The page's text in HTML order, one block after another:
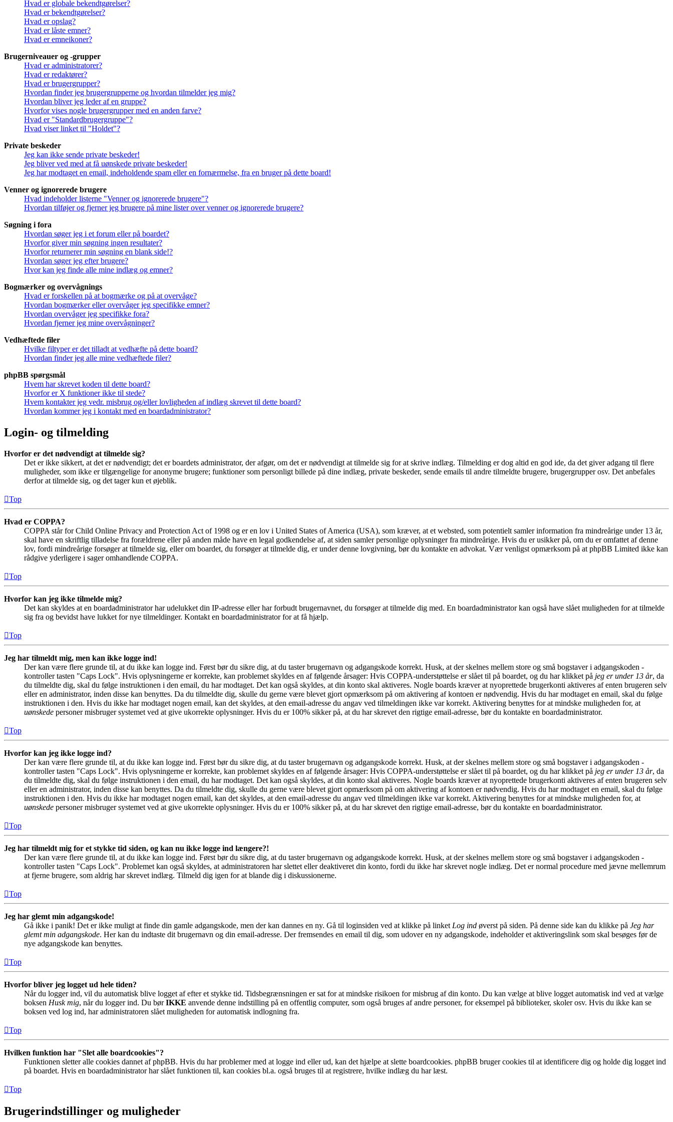
Hvad er globale bekendtgørelser?
Hvad er bekendtgørelser?
Hvad er opslag?
Hvad er låste emner?
Hvad er emneikoner?
Brugerniveauer og -grupper
Hvad er administratorer?
Hvad er redaktører?
Hvad er brugergrupper?
Hvordan finder jeg brugergrupperne og hvordan tilmelder jeg mig?
Hvordan bliver jeg leder af en gruppe?
Hvorfor vises nogle brugergrupper med en anden farve?
Hvad er "Standardbrugergruppe"?
Hvad viser linket til "Holdet"?
Private beskeder
Jeg kan ikke sende private beskeder!
Jeg bliver ved med at få uønskede private beskeder!
Jeg har modtaget en email, indeholdende spam eller en fornærmelse, fra en bruger på dette board!
Venner og ignorerede brugere
Hvad indeholder listerne "Venner og ignorerede brugere"?
Hvordan tilføjer og fjerner jeg brugere på mine lister over venner og ignorerede brugere?
Søgning i fora
Hvordan søger jeg i et forum eller på boardet?
Hvorfor giver min søgning ingen resultater?
Hvorfor returnerer min søgning en blank side!?
Hvordan søger jeg efter brugere?
Hvor kan jeg finde alle mine indlæg og emner?
Bogmærker og overvågnings
Hvad er forskellen på at bogmærke og på at overvåge?
Hvordan bogmærker eller overvåger jeg specifikke emner?
Hvordan overvåger jeg specifikke fora?
Hvordan fjerner jeg mine overvågninger?
Vedhæftede filer
Hvilke filtyper er det tilladt at vedhæfte på dette board?
Hvordan finder jeg alle mine vedhæftede filer?
phpBB spørgsmål
Hvem har skrevet koden til dette board?
Hvorfor er X funktioner ikke til stede?
Hvem kontakter jeg vedr. misbrug og/eller lovligheden af indlæg skrevet til dette board?
Hvordan kommer jeg i kontakt med en boardadministrator?
Login- og tilmelding
Hvorfor er det nødvendigt at tilmelde sig?
Det er ikke sikkert, at det er nødvendigt; det er boardets administrator, der afgør, om det er nødvendigt at tilmelde sig for at skrive indlæg. Tilmelding er dog altid en god ide, da det giver adgang til flere
muligheder, som ikke er tilgængelige for anonyme brugere; funktioner som personligt billede på dine indlæg, private beskeder, sende emails til andre tilmeldte brugere, brugergrupper osv. Det anbefales
derfor at tilmelde sig, og det tager kun et øjeblik.
Top
Hvad er COPPA?
COPPA står for Child Online Privacy and Protection Act of 1998 og er en lov i United States of America (USA), som kræver, at et websted, som potentielt samler information fra mindreårige under 13 år,
skal have en skriftlig tilladelse fra forældrene eller på anden måde have en legal godkendelse af, at siden samler personlige oplysninger fra mindreårige. Hvis du er usikker på, om du er omfattet af denne
lov, fordi mindreårige forsøger at tilmelde sig, eller om boardet, du forsøger at tilmelde dig, er under denne lovgivning, bør du kontakte en advokat. Vær venligst opmærksom på at phpBB Limited ikke kan
rådgive yderligere i sager omhandlende COPPA.
Top
Hvorfor kan jeg ikke tilmelde mig?
Det kan skyldes at en boardadministrator har udelukket din IP-adresse eller har forbudt brugernavnet, du forsøger at tilmelde dig med. En boardadministrator kan også have slået muligheden for at tilmelde
sig fra og bevidst have lukket for nye tilmeldinger. Kontakt en boardadministrator for at få hjælp.
Top
Jeg har tilmeldt mig, men kan ikke logge ind!
Der kan være flere grunde til, at du ikke kan logge ind. Først bør du sikre dig, at du taster brugernavn og adgangskode korrekt. Husk, at der skelnes mellem store og små bogstaver i adgangskoden -
kontroller tasten "Caps Lock". Hvis oplysningerne er korrekte, kan problemet skyldes en af følgende årsager: Hvis COPPA-understøttelse er slået til på boardet, og du har klikket på jeg er under 13 år, da
du tilmeldte dig, skal du følge instruktionen i den email, du har modtaget. Det kan også skyldes, at din konto skal aktiveres. Nogle boards kræver at nyoprettede brugerkonti aktiveres af enten brugeren selv
eller en administrator, inden disse kan benyttes. Da du tilmeldte dig, skulle du gerne være blevet gjort opmærksom på om aktivering af kontoen er nødvendig. Hvis du har modtaget en email, skal du følge
instruktionen i den. Hvis du ikke har modtaget nogen email, kan det skyldes, at den email-adresse du angav ved tilmeldingen ikke var korrekt. Aktivering benyttes for at mindske muligheden for, at
uønskede personer misbruger systemet ved at give ukorrekte oplysninger. Hvis du er 100% sikker på, at du har skrevet den rigtige email-adresse, bør du kontakte en boardadministrator.
Top
Hvorfor kan jeg ikke logge ind?
Der kan være flere grunde til, at du ikke kan logge ind. Først bør du sikre dig, at du taster brugernavn og adgangskode korrekt. Husk, at der skelnes mellem store og små bogstaver i adgangskoden -
kontroller tasten "Caps Lock". Hvis oplysningerne er korrekte, kan problemet skyldes en af følgende årsager: Hvis COPPA-understøttelse er slået til på boardet, og du har klikket på jeg er under 13 år, da
du tilmeldte dig, skal du følge instruktionen i den email, du har modtaget. Det kan også skyldes, at din konto skal aktiveres. Nogle boards kræver at nyoprettede brugerkonti aktiveres af enten brugeren selv
eller en administrator, inden disse kan benyttes. Da du tilmeldte dig, skulle du gerne være blevet gjort opmærksom på om aktivering af kontoen er nødvendig. Hvis du har modtaget en email, skal du følge
instruktionen i den. Hvis du ikke har modtaget nogen email, kan det skyldes, at den email-adresse du angav ved tilmeldingen ikke var korrekt. Aktivering benyttes for at mindske muligheden for, at
uønskede personer misbruger systemet ved at give ukorrekte oplysninger. Hvis du er 100% sikker på, at du har skrevet den rigtige email-adresse, bør du kontakte en boardadministrator.
Top
Jeg har tilmeldt mig for et stykke tid siden, og kan nu ikke logge ind længere?!
Der kan være flere grunde til, at du ikke kan logge ind. Først bør du sikre dig, at du taster brugernavn og adgangskode korrekt. Husk, at der skelnes mellem store og små bogstaver i adgangskoden -
kontroller tasten "Caps Lock". Problemet kan også skyldes, at administratoren har slettet eller deaktiveret din konto, fordi du ikke har skrevet nogle indlæg. Det er normal procedure med jævne mellemrum
at fjerne brugere, som aldrig har skrevet indlæg. Tilmeld dig igen for at blande dig i diskussionerne.
Top
Jeg har glemt min adgangskode!
Gå ikke i panik! Det er ikke muligt at finde din gamle adgangskode, men der kan dannes en ny. Gå til loginsiden ved at klikke på linket Log ind øverst på siden. På denne side kan du klikke på Jeg har
glemt min adgangskode. Her kan du indtaste dit brugernavn og din email-adresse. Der fremsendes en email til dig, som udover en ny adgangskode, indeholder et aktiveringslink som skal besøges før de
nye adgangskode kan benyttes.
Top
Hvorfor bliver jeg logget ud hele tiden?
Når du logger ind, vil du automatisk blive logget af efter et stykke tid. Tidsbegrænsningen er sat for at mindske risikoen for misbrug af din konto. Du kan vælge at blive logget automatisk ind ved at vælge
boksen Husk mig, når du logger ind. Du børIKKE anvende denne indstilling på en offentlig computer, som også bruges af andre personer, for eksempel på biblioteker, skoler osv. Hvis du ikke kan se
boksen ved log ind, har administratoren slået muligheden for automatisk indlogning fra.
Top
Hvilken funktion har "Slet alle boardcookies"?
Funktionen sletter alle cookies dannet af phpBB. Hvis du har problemer med at logge ind eller ud, kan det hjælpe at slette boardcookies. phpBB bruger cookies til at identificere dig og holde dig logget ind
på boardet. Hvis en boardadministrator har slået funktionen til, kan cookies bl.a. også bruges til at registrere, hvilke indlæg du har læst.
Top
Brugerindstillinger og muligheder